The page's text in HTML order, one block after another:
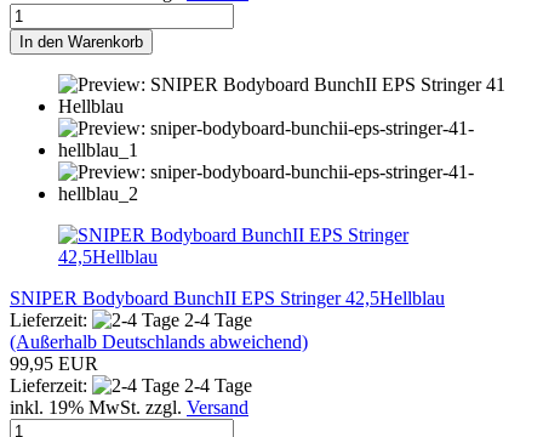
In den Warenkorb
SNIPER Bodyboard BunchII EPS Stringer 42,5Hellblau
Lieferzeit:
2-4 Tage
(Außerhalb Deutschlands abweichend)
99,95 EUR
Lieferzeit:
2-4 Tage
inkl. 19% MwSt. zzgl. Versand